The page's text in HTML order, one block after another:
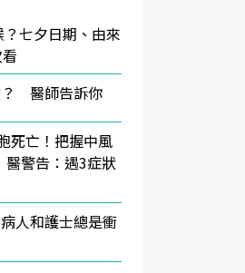
七夕日期、由來
？ 醫師告訴你
死亡！把握中風
醫警告：遇3症狀
人和護士總是衝